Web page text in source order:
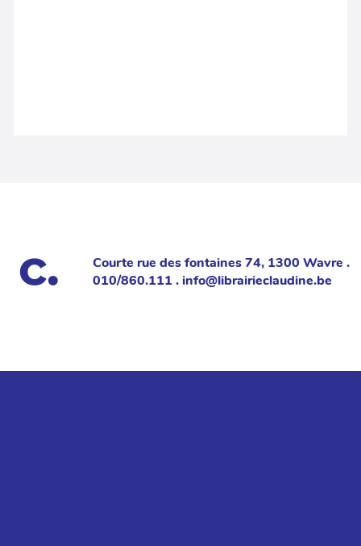
Courte rue des fontaines 74, 1300 Wavre .
010/860.111 . info@librairieclaudine.be